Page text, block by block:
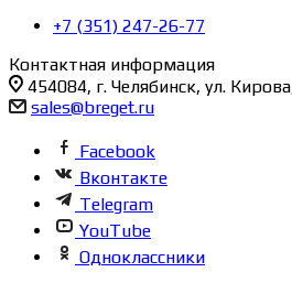
+7 (351) 247-26-77
Контактная информация
454084, г. Челябинск, ул.
sales@breget.ru
Facebook
Вконтакте
Telegram
YouTube
Одноклассники